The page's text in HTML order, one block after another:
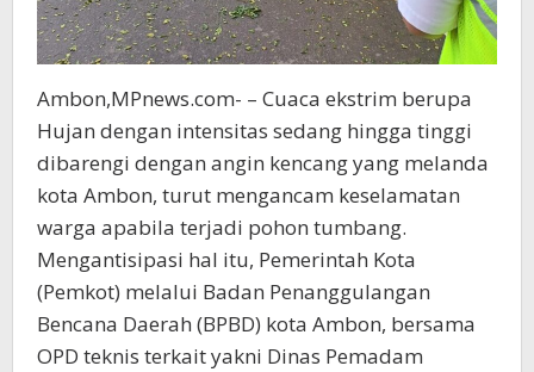
Ambon,MPnews.com- – Cuaca ekstrim berupa
Hujan dengan intensitas sedang hingga tinggi
dibarengi dengan angin kencang yang melanda
kota Ambon, turut mengancam keselamatan
warga apabila terjadi pohon tumbang.
Mengantisipasi hal itu, Pemerintah Kota
(Pemkot) melalui Badan Penanggulangan
Bencana Daerah (BPBD) kota Ambon, bersama
OPD teknis terkait yakni Dinas Pemadam